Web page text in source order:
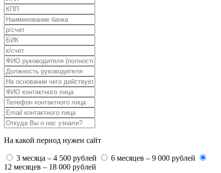
На какой период нужен сайт
3 месяца – 4 500 рублей
6 месяцев – 9 000 рублей
12 месяцев – 18 000 рублей